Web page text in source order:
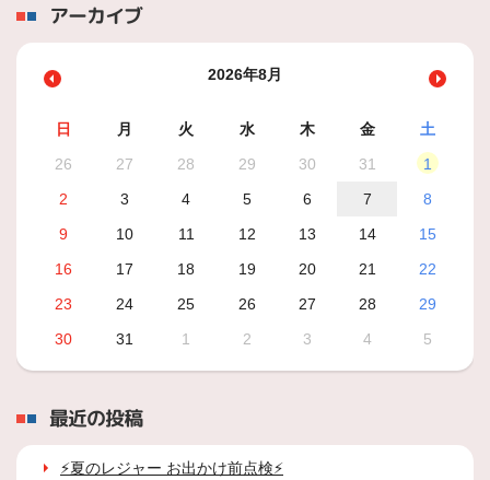
アーカイブ
2026年8月
日 月 火 水 木 金
土
26
27 28 29 30 31
1
2
3 4 5 6 7
8
9
10 11 12 13 14
15
16
17 18 19 20 21
22
23
24 25 26 27 28
29
30
31 1 2 3 4 5
最近の投稿
⚡夏のレジャー お出かけ前点検⚡